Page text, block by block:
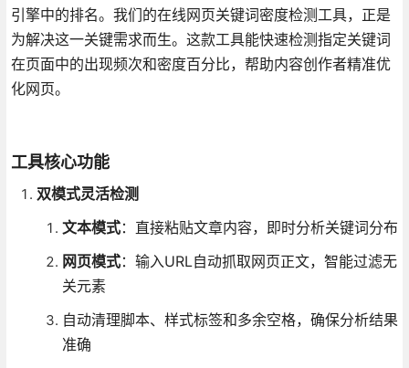
引擎中的排名。我们的在线网页关键词密度检测工具，正是
为解决这一关键需求而生。这款工具能快速检测指定关键词
在页面中的出现频次和密度百分比，帮助内容创作者精准优
化网页。
工具核心功能
双模式灵活检测
文本模式：直接粘贴文章内容，即时分析关键词分布
网页模式：输入URL自动抓取网页正文，智能过滤无
关元素
自动清理脚本、样式标签和多余空格，确保分析结果
准确